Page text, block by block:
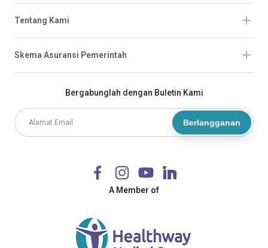
Bergabunglah dengan Buletin Kami
Berlangganan
A Member of
Tentang Kami
Skema Asuransi Pemerintah